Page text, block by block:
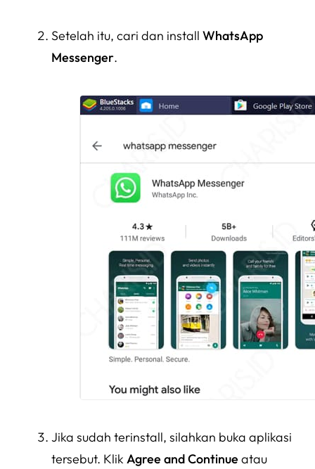
Setelah itu, cari dan install WhatsApp
Messenger.
Jika sudah terinstall, silahkan buka aplikasi
tersebut. Klik Agree and Continueatau